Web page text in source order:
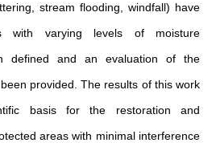
stream flooding, windfall) have
with varying levels of moisture
defined and an evaluation of the
provided. The results of this work
basis for the restoration and
areas with minimal interference